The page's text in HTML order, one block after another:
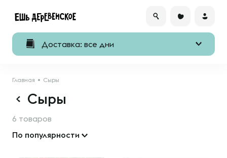
Доставка: все дни
Главная Сыры
Сыры
6 товаров
По популярности